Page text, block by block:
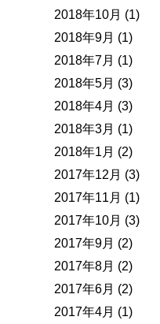
2018年10月 (1)
2018年9月 (1)
2018年7月 (1)
2018年5月 (3)
2018年4月 (3)
2018年3月 (1)
2018年1月 (2)
2017年12月 (3)
2017年11月 (1)
2017年10月 (3)
2017年9月 (2)
2017年8月 (2)
2017年6月 (2)
2017年4月 (1)